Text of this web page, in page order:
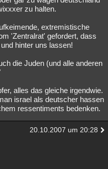
zu halten.
extremistische
'Zentralrat' gefordert, dass
hinter uns lassen!
die Juden (und alle anderen
alles das gleiche irgendwie.
israel als deutscher hassen
ressentiments bedenken.
20.10.2007 um 20:28